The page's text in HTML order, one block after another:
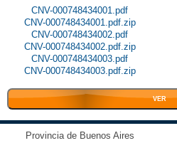
CNV-000748434001.pdf
CNV-000748434001.pdf.zip
CNV-000748434002.pdf
CNV-000748434002.pdf.zip
CNV-000748434003.pdf
CNV-000748434003.pdf.zip
VER
Provincia de Buenos Aires